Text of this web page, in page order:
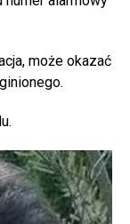
może okazać